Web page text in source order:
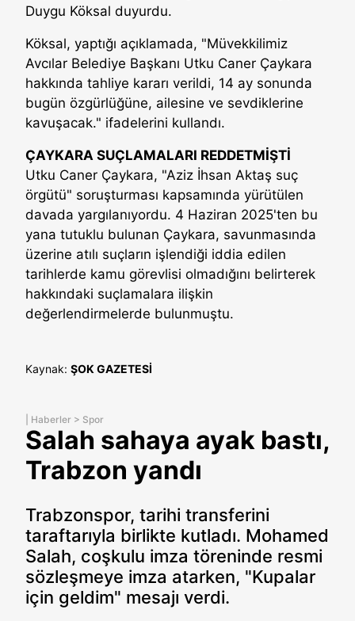
Duygu Köksal duyurdu.
Köksal, yaptığı açıklamada, "Müvekkilimiz
Avcılar Belediye Başkanı Utku Caner Çaykara
hakkında tahliye kararı verildi, 14 ay sonunda
bugün özgürlüğüne, ailesine ve sevdiklerine
kavuşacak." ifadelerini kullandı.
ÇAYKARA SUÇLAMALARI REDDETMİŞTİ
Utku Caner Çaykara, "Aziz İhsan Aktaş suç
örgütü" soruşturması kapsamında yürütülen
davada yargılanıyordu. 4 Haziran 2025'ten bu
yana tutuklu bulunan Çaykara, savunmasında
üzerine atılı suçların işlendiği iddia edilen
tarihlerde kamu görevlisi olmadığını belirterek
hakkındaki suçlamalara ilişkin
değerlendirmelerde bulunmuştu.
Kaynak: ŞOK GAZETESİ
Haberler > Spor
Salah sahaya ayak bastı,
Trabzon yandı
Trabzonspor, tarihi transferini
taraftarıyla birlikte kutladı. Mohamed
Salah, coşkulu imza töreninde resmi
sözleşmeye imza atarken, "Kupalar
için geldim" mesajı verdi.